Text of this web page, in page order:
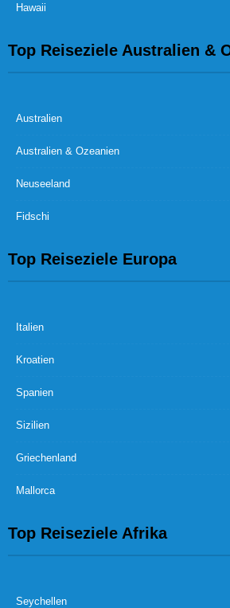
Hawaii
Top Reiseziele Australien &
Australien
Australien & Ozeanien
Neuseeland
Fidschi
Top Reiseziele Europa
Italien
Kroatien
Spanien
Sizilien
Griechenland
Mallorca
Top Reiseziele Afrika
Seychellen